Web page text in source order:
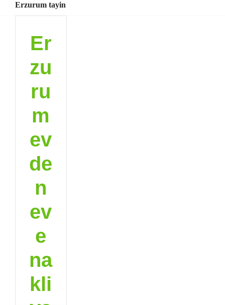
Erzurum tayin
Er
zu
ru
m
ev
de
n
ev
e
na
kli